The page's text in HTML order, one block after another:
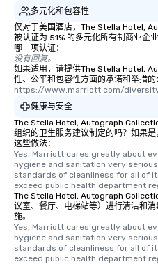
多元化和包容性
仅对于美国酒店，The Stella Hotel,
被认证为 51% 的多元化所有制商业企
哪一项认证：
没有回复。
如果适用，请提供The Stella Hotel,
性、公平和包容性方面的承诺和举措的
https://www.marriott.com/
健康与安全
The Stella Hotel, Autograph
组织的卫生服务建议制定的吗？如果
这些做法：
Yes, Marriott cares greatly about
hygiene and sanitation very
standards of cleanliness for all of
exceed public health department
The Stella Hotel, Autograph
议室、餐厅、电梯站等）进行清洁和
施。
Yes, Marriott cares greatly about
hygiene and sanitation very
standards of cleanliness for all of
exceed public health department